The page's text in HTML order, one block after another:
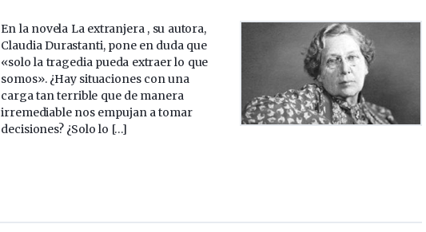
En la novela La extranjera , su autora,
Claudia Durastanti, pone en duda que
«solo la tragedia pueda extraer lo que
somos». ¿Hay situaciones con una
carga tan terrible que de manera
irremediable nos empujan a tomar
decisiones? ¿Solo lo […]